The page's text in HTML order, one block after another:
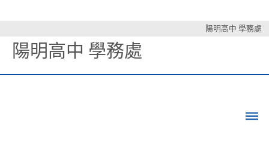
陽明高中 學務處
陽明高中 學務處